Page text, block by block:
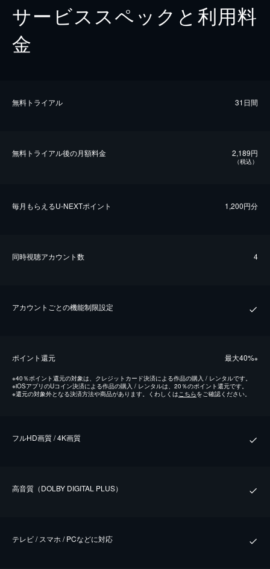
サービススペックと利用料
金
無料トライアル 31日間
無料トライアル後の⽉額料金 2,189円
（税込）
毎⽉もらえるU-NEXTポイント 1,200円分
同時視聴アカウント数 4
アカウントごとの機能制限設定
ポイント還元 最⼤40%※
※40％ポイント還元の対象は、クレジットカード決済による作品の購入 / レンタルです。
※iOSアプリのUコイン決済による作品の購入 / レンタルは、20％のポイント還元です。
※還元の対象外となる決済方法や商品があります。くわしくは こちらをご確認ください。
フルHD画質 / 4K画質
⾼⾳質（DOLBY DIGITAL PLUS）
テレビ / スマホ / PCなどに対応